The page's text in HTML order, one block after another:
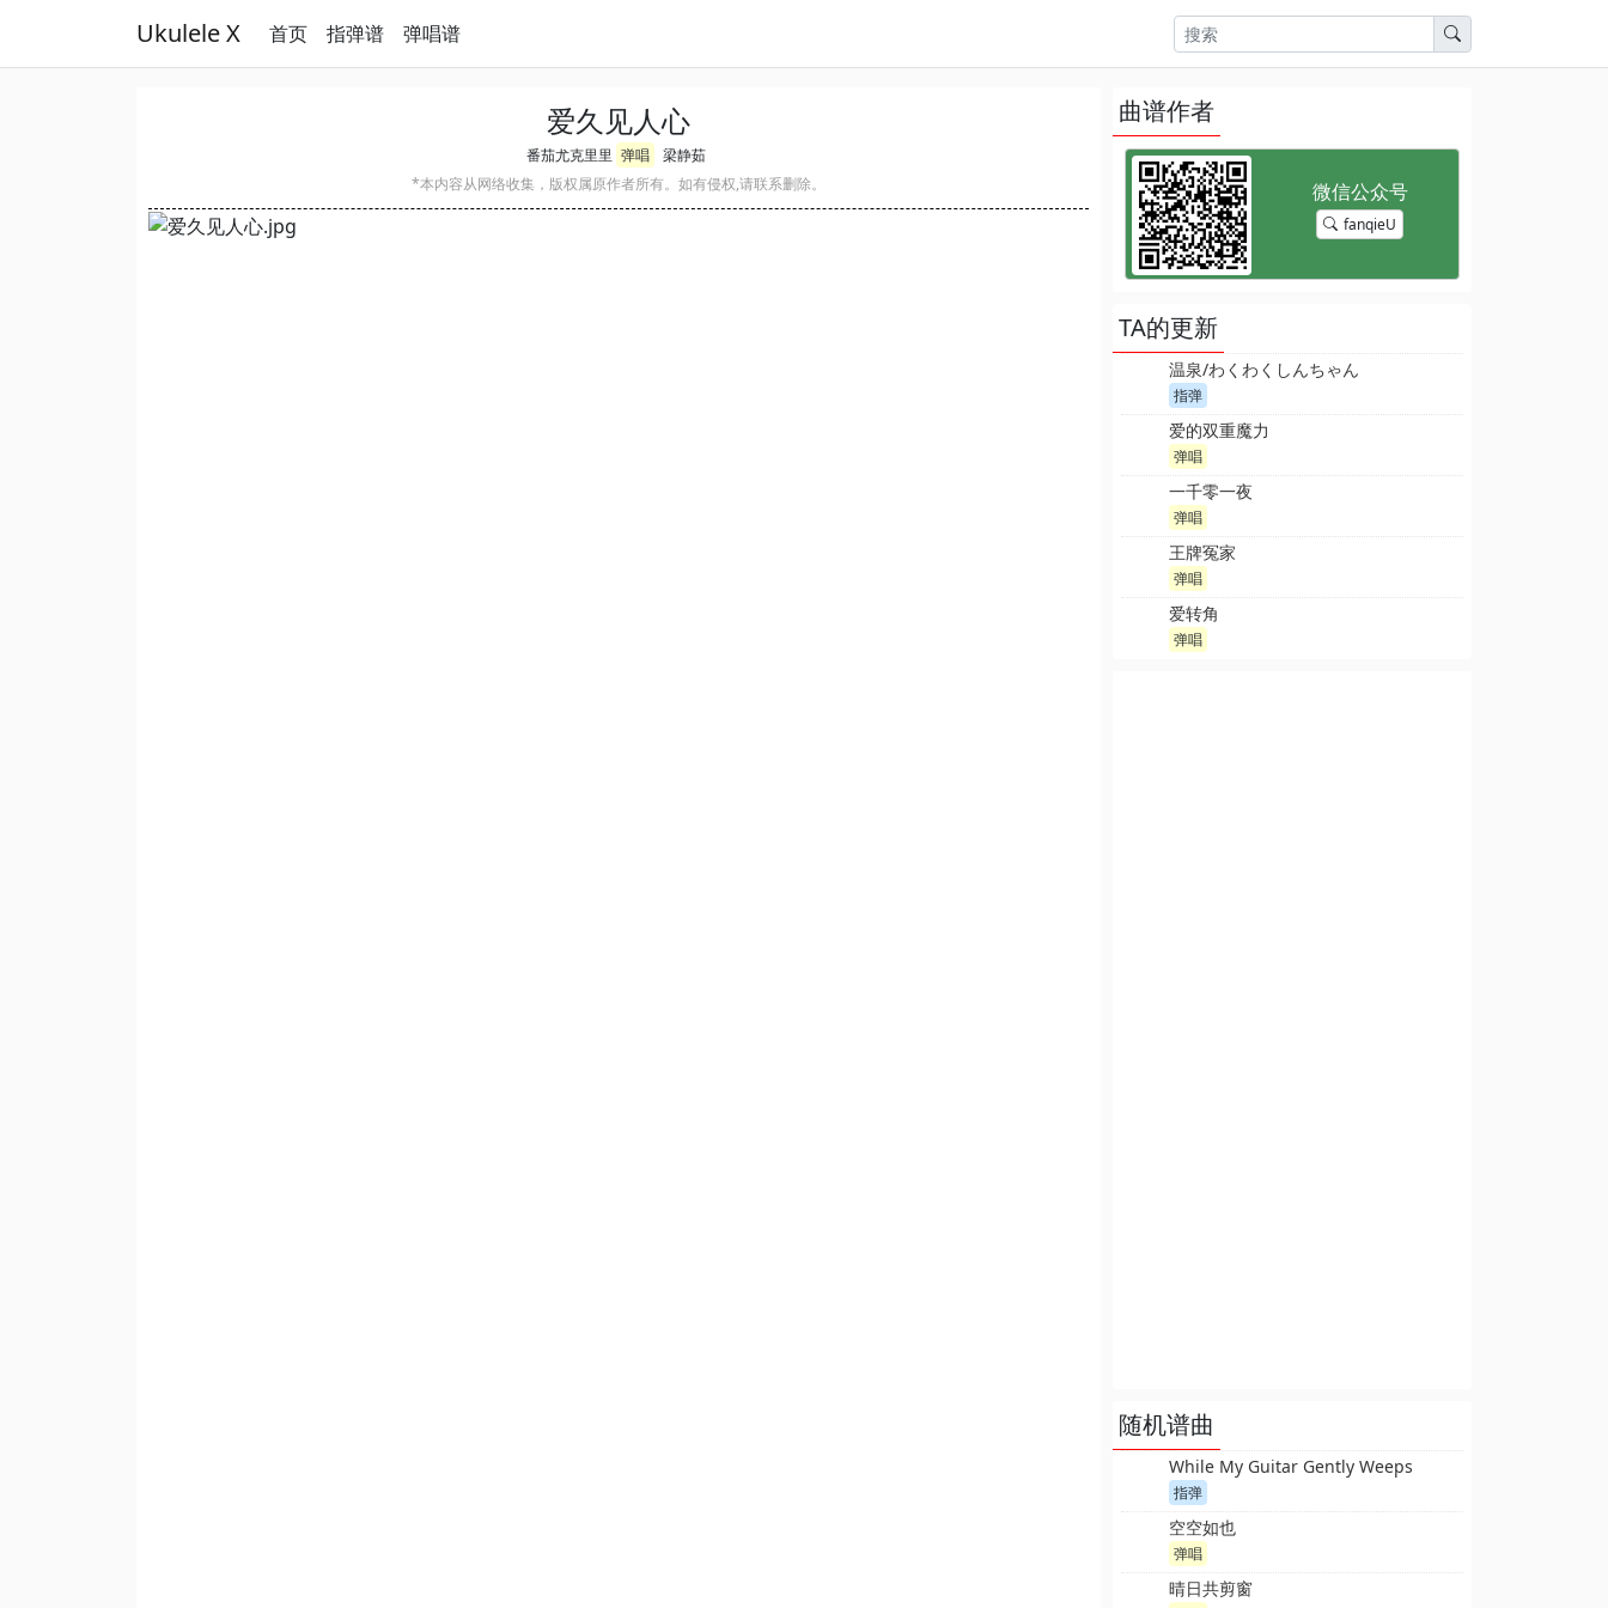
Ukulele X 首页 指弹谱 弹唱谱
爱久见人心
番茄尤克里里 弹唱
梁静茹
*本内容从网络收集，版权属原作者所有。如有侵权,请联系删除。
曲谱作者
fanqieU
TA的更新
温泉/わくわくしんちゃん
指弹
爱的双重魔力
弹唱
一千零一夜
弹唱
王牌冤家
弹唱
爱转角
弹唱
随机谱曲
While My Guitar Gently Weeps
指弹
空空如也
弹唱
晴日共剪窗